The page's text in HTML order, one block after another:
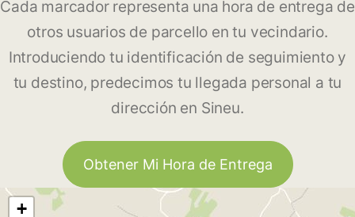
Cada marcador representa una hora de entrega de
otros usuarios de parcello en tu vecindario.
Introduciendo tu identificación de seguimiento y
tu destino, predecimos tu llegada personal a tu
dirección en Sineu.
Obtener Mi Hora de Entrega
+